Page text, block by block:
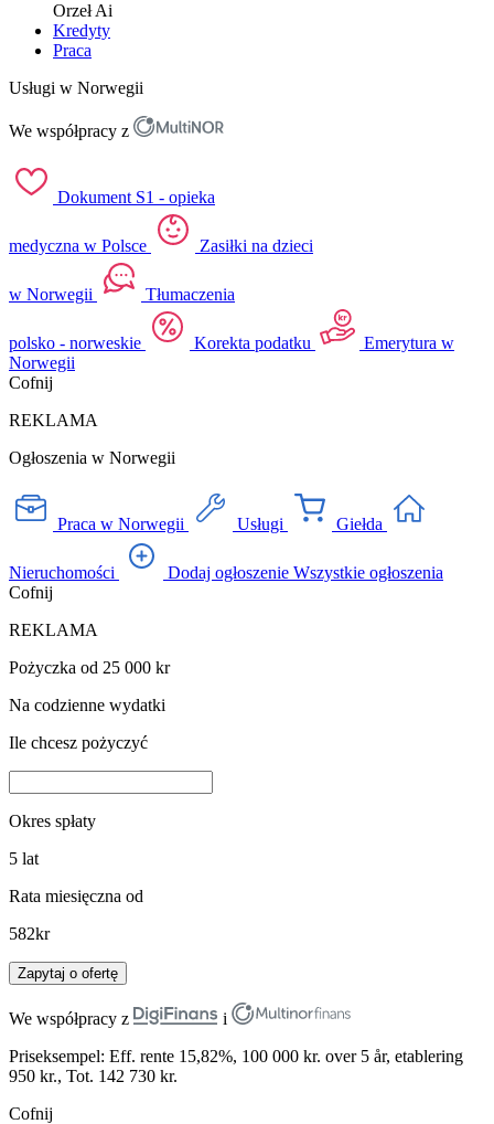
OrzełAi
Kredyty
Praca
Usługi w Norwegii
We współpracy z
Dokument S1 - opieka
medyczna w Polsce Zasiłki na dzieci
w Norwegii Tłumaczenia
polsko - norweskie Korekta podatku
Emerytura w
Norwegii
Cofnij
REKLAMA
Ogłoszenia w Norwegii
Praca w Norwegii Usługi Giełda
Nieruchomości Dodaj ogłoszenie Wszystkie ogłoszenia
Cofnij
REKLAMA
Pożyczka od 25 000 kr
Na codzienne wydatki
Ile chcesz pożyczyć
Okres spłaty
5 lat
Rata miesięczna od
582kr
Zapytaj o ofertę
We współpracy z
i
Priseksempel: Eff. rente 15,82%, 100 000 kr. over 5 år, etablering
950 kr., Tot. 142 730 kr.
Cofnij